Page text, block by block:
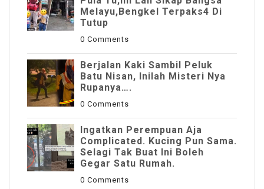
Melayu,Bengkel Terpaks4 Di
Tutup
0 Comments
Berjalan Kaki Sambil Peluk
Batu Nisan, Inilah Misteri Nya
Rupanya….
0 Comments
Ingatkan Perempuan Aja
Complicated. Kucing Pun Sama.
Selagi Tak Buat Ini Boleh
Gegar Satu Rumah.
0 Comments